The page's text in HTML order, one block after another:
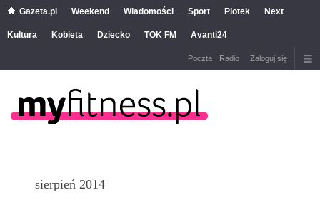
Gazeta.pl Weekend Wiadomości Sport Plotek Next
Kultura Kobieta Dziecko TOK FM Avanti24
Poczta Radio Zaloguj się
sierpień 2014